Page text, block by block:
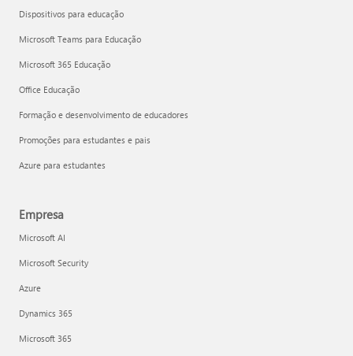
Dispositivos para educação
Microsoft Teams para Educação
Microsoft 365 Educação
Office Educação
Formação e desenvolvimento de educadores
Promoções para estudantes e pais
Azure para estudantes
Empresa
Microsoft AI
Microsoft Security
Azure
Dynamics 365
Microsoft 365